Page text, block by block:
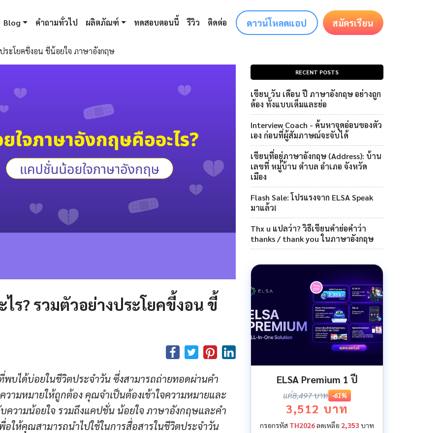
Blog คำถามทั่วไป ผลิตภัณฑ์ ทดสอบตอนนี้ รีวิว ติดต่อ ดาวน์โหลดแอป สมัครเรียน
ระโยคขี้งอน ขี้น้อยใจ ภาษาอังกฤษ
ร? รวมตัวอย่างประโยคขี้งอน ขี้
บได้บ่อยในชีวิตประจำวัน ซึ่งสามารถถ่ายทอดผ่านคำ
ามหมายให้ถูกต้อง คุณจำเป็นต้องเข้าใจความหมายและ
ความน้อยใจ รวมถึงแคปชั่น น้อยใจ ภาษาอังกฤษและคํา
ให้คุณสามารถนำไปใช้ในการสื่อสารในชีวิตประจำวัน
RECENT POSTS
เขียน วัน เดือน ปี ภาษาอังกฤษ อย่างถูก
ต้อง ทั้งแบบเต็มและย่อ
Interview Coach - ค้นหาจุดอ่อนของตัว
เอง ก่อนที่ผู้สัมภาษณ์จะจับได้
เขียนที่อยู่ภาษาอังกฤษ (Address): บ้าน
เลขที่ หมู่บ้าน ตำบล อำเภอ จังหวัด
เมือง
Flash Sale: โปรแรงจาก ELSA Speak
มาแล้ว!
Thx u แปลว่า? วิธีเขียนคำย่อคำว่า
thanks / thank you ในภาษาอังกฤษ
ELSA Premium 1 ปี
แค่8,497 บาท -61%
3,512 บาท
กรอกรหัส TH2026ลดเหลือ 2,353 บาท